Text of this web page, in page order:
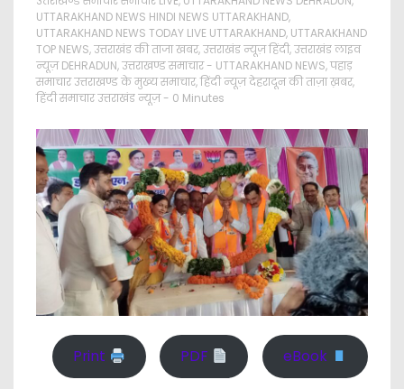
UTTARAKHAND NEWS HINDI NEWS UTTARAKHAND,
UTTARAKHAND NEWS TODAY LIVE UTTARAKHAND, UTTARAKHAND
TOP NEWS,उत्तराखंड की ताजा खबर,उत्तराखंड न्यूज़ हिंदी,उत्तराखंड लाइव
न्यूज़ DEHRADUN,उत्तराखण्ड समाचार - UTTARAKHAND NEWS,पहाड़
समाचार उत्तराखण्ड के मुख्य समाचार,हिंदी न्यूज़ देहरादून की ताज़ा ख़बर,
हिंदी समाचार उत्तराखंड न्यूज़ - 0 Minutes
Print PDF eBook